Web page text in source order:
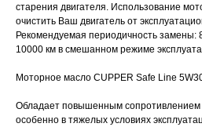
старения двигателя. Использование
очистить Ваш двигатель от
Рекомендуемая периодичность замены:
10000 км в смешанном режиме
Моторное масло CUPPER Safe Line
Обладает повышенным сопротивлением
особенно в тяжелых условиях